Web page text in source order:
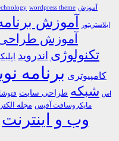
wordpress theme آموزش
ایلاستریتور آموزش
آموزش
تکنولوژی اندروید
کامپیوتری برنامه
اس شبکه طراحی سایت
مایکروسافت آفیس مجله
وب و اینترنت